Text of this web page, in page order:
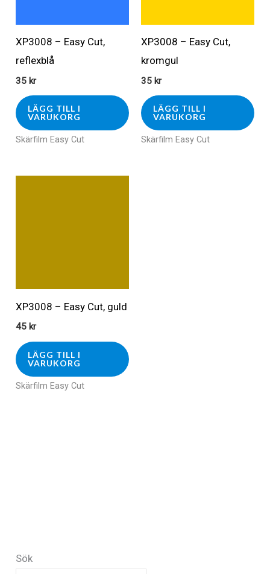
XP3008 – Easy Cut,
reflexblå
35 kr
LÄGG TILL I
VARUKORG
Skärfilm Easy Cut
XP3008 – Easy Cut,
kromgul
35 kr
LÄGG TILL I
VARUKORG
Skärfilm Easy Cut
XP3008 – Easy Cut, guld
45 kr
LÄGG TILL I
VARUKORG
Skärfilm Easy Cut
Sök